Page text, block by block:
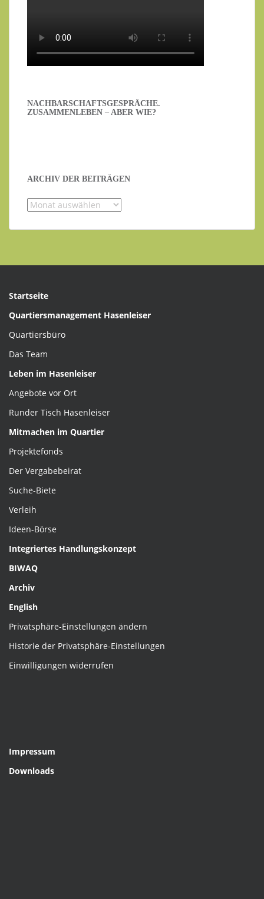
NACHBARSCHAFTSGESPRÄCHE.
ZUSAMMENLEBEN – ABER WIE?
ARCHIV DER BEITRÄGEN
Archiv
Beiträgen
Startseite
Quartiersmanagement Hasenleiser
Quartiersbüro
Das Team
Leben im Hasenleiser
Angebote vor Ort
Runder Tisch Hasenleiser
Mitmachen im Quartier
Projektefonds
Der Vergabebeirat
Suche-Biete
Verleih
Ideen-Börse
Integriertes Handlungskonzept
BIWAQ
Archiv
English
Privatsphäre-Einstellungen ändern
Historie der Privatsphäre-Einstellungen
Einwilligungen widerrufen
Impressum
Downloads